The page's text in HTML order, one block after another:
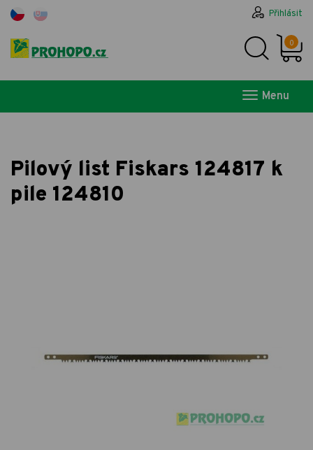
Přihlásit
0
Menu
Pilový list Fiskars 124817 k
pile 124810